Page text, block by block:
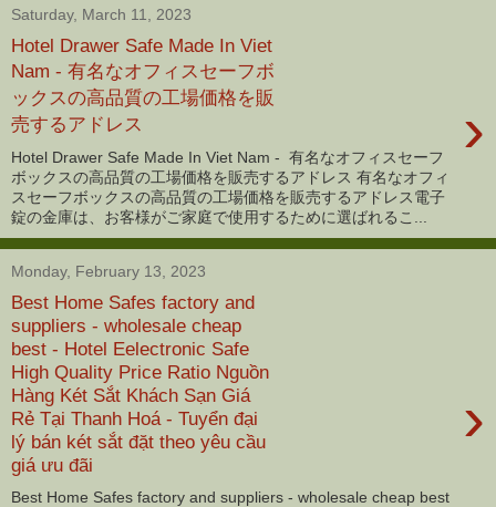
Saturday, March 11, 2023
Hotel Drawer Safe Made In Viet
Nam - 有名なオフィスセーフボ
ックスの高品質の工場価格を販
売するアドレス
›
Hotel Drawer Safe Made In Viet Nam - 有名なオフィスセーフ
ボックスの高品質の工場価格を販売するアドレス 有名なオフィ
スセーフボックスの高品質の工場価格を販売するアドレス電子
錠の金庫は、お客様がご家庭で使用するために選ばれるこ...
Monday, February 13, 2023
Best Home Safes factory and
suppliers - wholesale cheap
best - Hotel Eelectronic Safe
High Quality Price Ratio‎ Nguồn
Hàng Két Sắt Khách Sạn Giá
Rẻ Tại Thanh Hoá - Tuyển đại
lý bán két sắt đặt theo yêu cầu
giá ưu đãi
›
Best Home Safes factory and suppliers - wholesale cheap best